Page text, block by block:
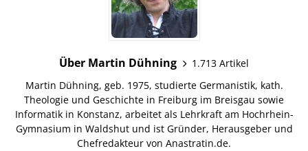
Über Martin Dühning
1.713 Artikel
Martin Dühning, geb. 1975, studierte Germanistik, kath.
Theologie und Geschichte in Freiburg im Breisgau sowie
Informatik in Konstanz, arbeitet als Lehrkraft am Hochrhein-
Gymnasium in Waldshut und ist Gründer, Herausgeber und
Chefredakteur von Anastratin.de.